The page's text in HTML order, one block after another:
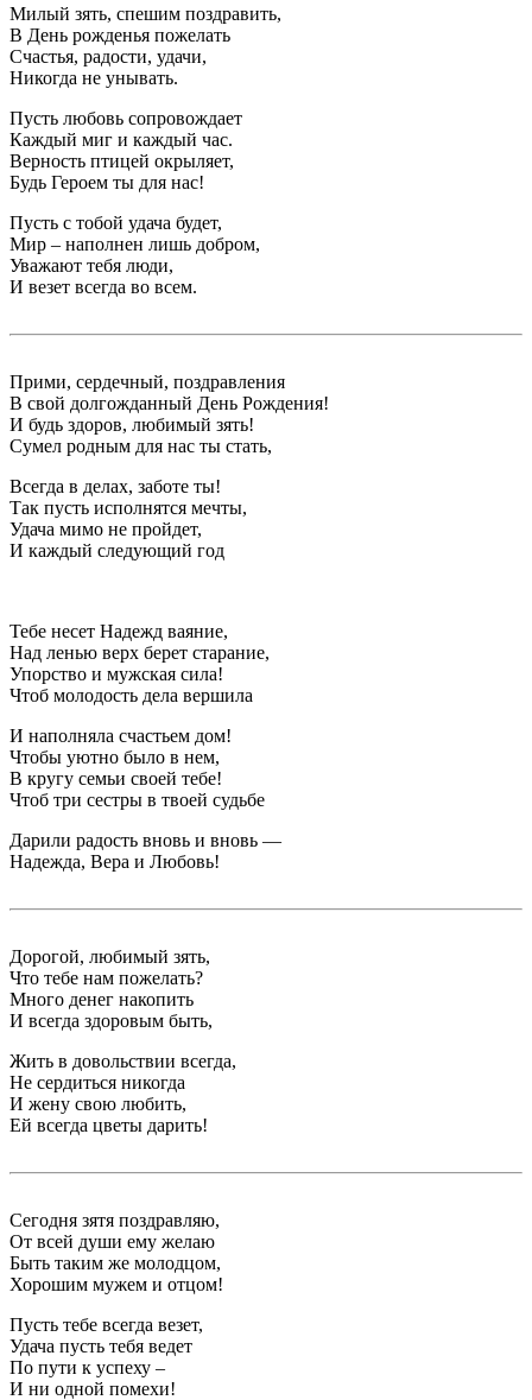
Милый зять, спешим поздравить,
В День рожденья пожелать
Счастья, радости, удачи,
Никогда не унывать.
Пусть любовь сопровождает
Каждый миг и каждый час.
Верность птицей окрыляет,
Будь Героем ты для нас!
Пусть с тобой удача будет,
Мир – наполнен лишь добром,
Уважают тебя люди,
И везет всегда во всем.
Прими, сердечный, поздравления
В свой долгожданный День Рождения!
И будь здоров, любимый зять!
Сумел родным для нас ты стать,
Всегда в делах, заботе ты!
Так пусть исполнятся мечты,
Удача мимо не пройдет,
И каждый следующий год
Тебе несет Надежд ваяние,
Над ленью верх берет старание,
Упорство и мужская сила!
Чтоб молодость дела вершила
И наполняла счастьем дом!
Чтобы уютно было в нем,
В кругу семьи своей тебе!
Чтоб три сестры в твоей судьбе
Дарили радость вновь и вновь —
Надежда, Вера и Любовь!
Дорогой, любимый зять,
Что тебе нам пожелать?
Много денег накопить
И всегда здоровым быть,
Жить в довольствии всегда,
Не сердиться никогда
И жену свою любить,
Ей всегда цветы дарить!
Сегодня зятя поздравляю,
От всей души ему желаю
Быть таким же молодцом,
Хорошим мужем и отцом!
Пусть тебе всегда везет,
Удача пусть тебя ведет
По пути к успеху –
И ни одной помехи!